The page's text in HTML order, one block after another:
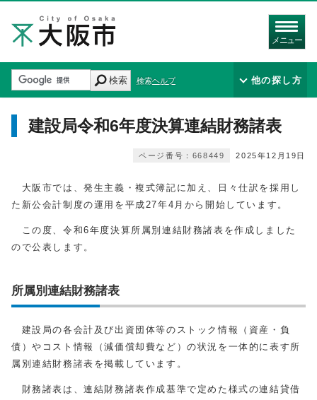
メニュー
検索 検索ヘルプ 他の探し方
建設局令和6年度決算連結財務諸表
2025年12月19日
ページ番号：668449
大阪市では、発生主義・複式簿記に加え、日々仕訳を採用し
た新公会計制度の運用を平成27年4月から開始しています。
この度、令和6年度決算所属別連結財務諸表を作成しました
ので公表します。
所属別連結財務諸表
建設局の各会計及び出資団体等のストック情報（資産・負
債）やコスト情報（減価償却費など）の状況を一体的に表す所
属別連結財務諸表を掲載しています。
財務諸表は、連結財務諸表作成基準で定めた様式の連結貸借